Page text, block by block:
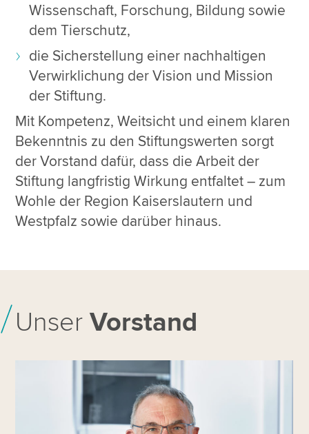
Wissenschaft, Forschung, Bildung sowie
dem Tierschutz,
die Sicherstellung einer nachhaltigen
Verwirklichung der Vision und Mission
der Stiftung.
Mit Kompetenz, Weitsicht und einem klaren
Bekenntnis zu den Stiftungswerten sorgt
der Vorstand dafür, dass die Arbeit der
Stiftung langfristig Wirkung entfaltet – zum
Wohle der Region Kaiserslautern und
Westpfalz sowie darüber hinaus.
UnserVorstand